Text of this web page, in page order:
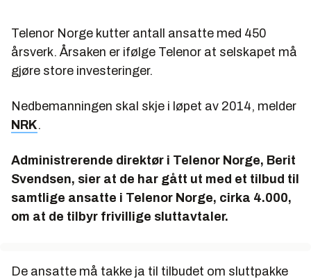
Telenor Norge kutter antall ansatte med 450
årsverk. Årsaken er ifølge Telenor at selskapet må
gjøre store investeringer.
Nedbemanningen skal skje i løpet av 2014, melder
NRK.
Administrerende direktør i Telenor Norge, Berit
Svendsen, sier at de har gått ut med et tilbud til
samtlige ansatte i Telenor Norge, cirka 4.000,
om at de tilbyr frivillige sluttavtaler.
De ansatte må takke ja til tilbudet om sluttpakke